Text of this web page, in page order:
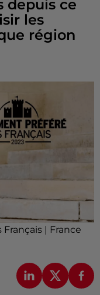
depuis ce
les
région
| France